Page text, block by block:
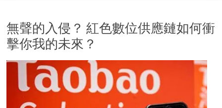
無聲的入侵？ 紅色數位供應鏈如何衝
擊你我的未來？